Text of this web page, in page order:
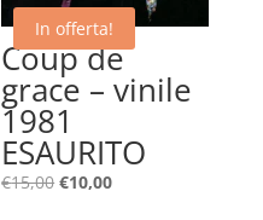
In offerta!
Coup de
grace – vinile
1981
ESAURITO
€15,00 Il
€10,00Il